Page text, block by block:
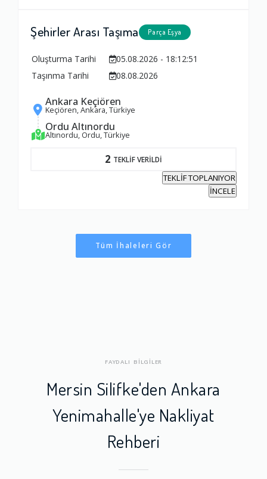
Şehirler Arası Taşıma Parça Eşya
Oluşturma Tarihi
05.08.2026 - 18:12:51
Taşınma Tarihi
08.08.2026
Ankara Keçiören
Keçiören, Ankara, Türkiye
Ordu Altınordu
Altınordu, Ordu, Türkiye
2 TEKLİF VERİLDİ
TEKLİF TOPLANIYOR
İNCELE
Tüm İhaleleri Gör
FAYDALI BİLGİLER
Mersin Silifke'den Ankara
Yenimahalle'ye Nakliyat
Rehberi